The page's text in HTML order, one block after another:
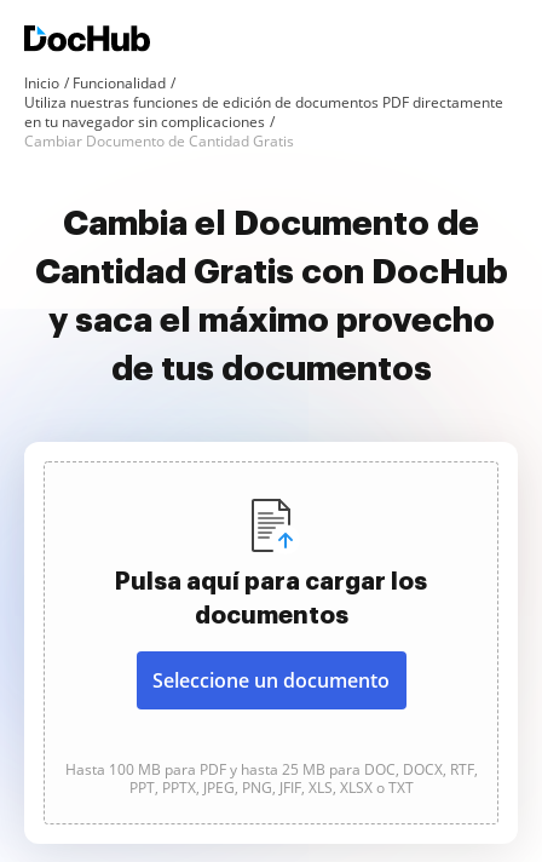
Inicio
Funcionalidad
Utiliza nuestras funciones de edición de documentos PDF directamente
en tu navegador sin complicaciones
Cambiar Documento de Cantidad Gratis
Cambia el Documento de
Cantidad Gratis con DocHub
y saca el máximo provecho
de tus documentos
Pulsa aquí para cargar los
documentos
Seleccione un documento
Hasta 100 MB para PDF y hasta 25 MB para DOC, DOCX, RTF,
PPT, PPTX, JPEG, PNG, JFIF, XLS, XLSX o TXT